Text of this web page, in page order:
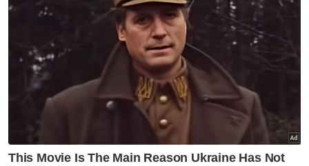
Semasa
Enam individu direman
seminggu bantu siasatan kes
culik
Sukan
Aliff Rakib bertarung dengan
Prajanchai Oktober ini